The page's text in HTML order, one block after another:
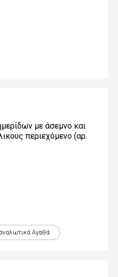
με άσεμνο και
περιεχόμενο (αρ.
Αγαθά